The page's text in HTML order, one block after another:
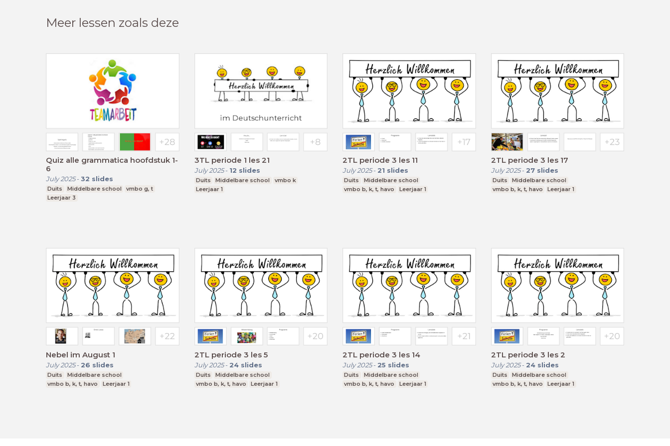
Meer lessen zoals deze
Quiz alle grammatica hoofdstuk 1-
6
July 2025- 32 slides
Duits Middelbare school
vmbo g, t
Leerjaar 3
3TL periode 1 les 21
July 2025- 12 slides
Duits Middelbare school
vmbo k
Leerjaar 1
2TL periode 3 les 11
July 2025- 21 slides
Duits
Middelbare school
vmbo b, k, t, havo
Leerjaar 1
2TL periode 3 les 17
July 2025- 27 slides
Duits
Middelbare school
vmbo b, k, t, havo
Leerjaar 1
Nebel im August 1
July 2025- 26 slides
Duits
Middelbare school
vmbo b, k, t, havo
Leerjaar 1
2TL periode 3 les 5
July 2025- 24 slides
Duits
Middelbare school
vmbo b, k, t, havo
Leerjaar 1
2TL periode 3 les 14
July 2025- 25 slides
Duits
Middelbare school
vmbo b, k, t, havo
Leerjaar 1
2TL periode 3 les 2
July 2025- 24 slides
Duits
Middelbare school
vmbo b, k, t, havo
Leerjaar 1